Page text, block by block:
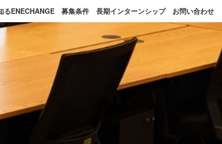
るENECHANGE 募集条件 長期インターンシップ お問い合わせ